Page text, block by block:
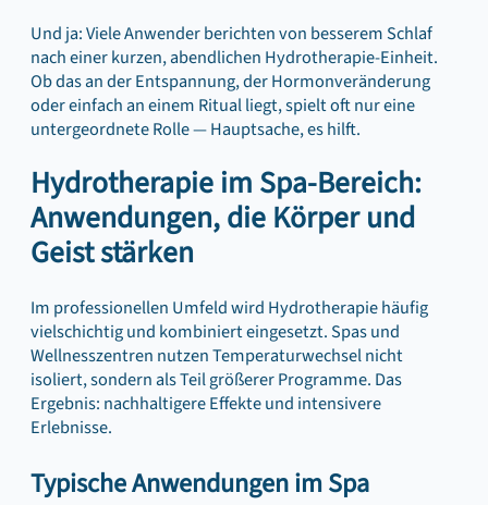
Und ja: Viele Anwender berichten von besserem Schlaf
nach einer kurzen, abendlichen Hydrotherapie-Einheit.
Ob das an der Entspannung, der Hormonveränderung
oder einfach an einem Ritual liegt, spielt oft nur eine
untergeordnete Rolle — Hauptsache, es hilft.
Hydrotherapie im Spa-Bereich:
Anwendungen, die Körper und
Geist stärken
Im professionellen Umfeld wird Hydrotherapie häufig
vielschichtig und kombiniert eingesetzt. Spas und
Wellnesszentren nutzen Temperaturwechsel nicht
isoliert, sondern als Teil größerer Programme. Das
Ergebnis: nachhaltigere Effekte und intensivere
Erlebnisse.
Typische Anwendungen im Spa